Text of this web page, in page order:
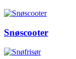
Snøscooter